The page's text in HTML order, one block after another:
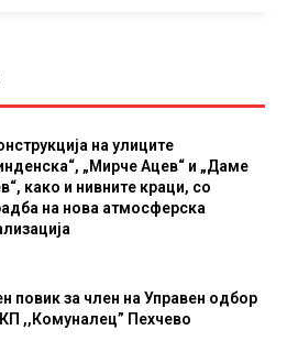
на улиците
„Мирче Ацев“ и „Даме
како и нивните краци, со
на нова атмосферска
повик за член на Управен одбор
,,Комуналец” Пехчево